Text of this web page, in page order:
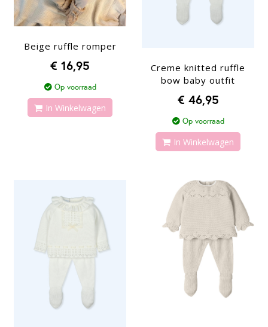
Beige ruffle romper
€ 16,95
Op voorraad
In Winkelwagen
Creme knitted ruffle
bow baby outfit
€ 46,95
Op voorraad
In Winkelwagen